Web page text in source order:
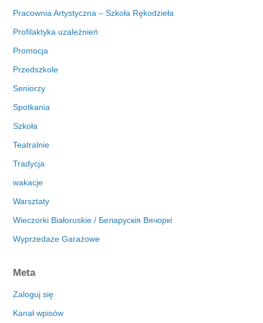
Pracownia Artystyczna – Szkoła Rękodzieła
Profilaktyka uzależnień
Promocja
Przedszkole
Seniorzy
Spotkania
Szkoła
Teatralnie
Tradycja
wakacje
Warsztaty
Wieczorki Białoruskie / Беларускія Вячоркі
Wyprzedaże Garażowe
Meta
Zaloguj się
Kanał wpisów